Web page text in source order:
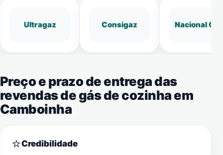
Ultragaz Consigaz Nacional Gás
Preço e prazo de entrega das
revendas de gás de cozinha em
Camboinha
⭐Credibilidade